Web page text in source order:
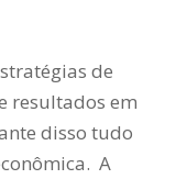
de
resultados em
disso tudo
A